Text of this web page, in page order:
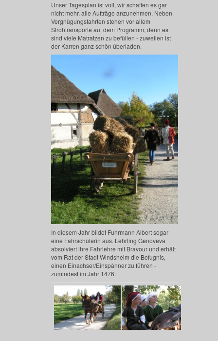
Unser Tagesplan ist voll, wir schaffen es gar
nicht mehr, alle Aufträge anzunehmen. Neben
Vergnügungsfahrten stehen vor allem
Strohtransporte auf dem Programm, denn es
sind viele Matratzen zu befüllen - zuweilen ist
der Karren ganz schön überladen.
In diesem Jahr bildet Fuhrmann Albert sogar
eine Fahrschülerin aus. Lehrling Genoveva
absolviert ihre Fahrlehre mit Bravour und erhält
vom Rat der Stadt Windsheim die Befugnis,
einen Einachser/Einspänner zu führen -
zumindest im Jahr 1476: